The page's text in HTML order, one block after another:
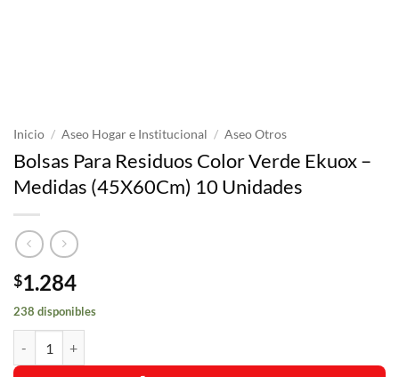
Inicio / Aseo Hogar e Institucional / Aseo Otros
Bolsas Para Residuos Color Verde Ekuox –
Medidas (45X60Cm) 10 Unidades
$1.284
238 disponibles